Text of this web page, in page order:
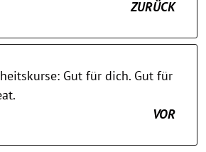
ZURÜCK
Gut für dich. Gut für
VOR